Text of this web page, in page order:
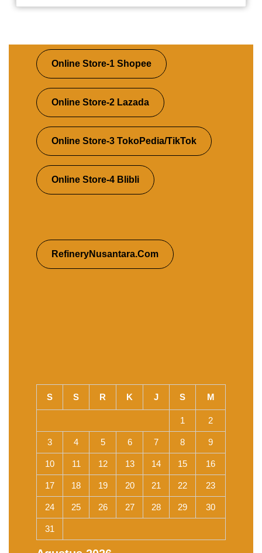
Online Store-1 Shopee
Online Store-2 Lazada
Online Store-3 TokoPedia/TikTok
Online Store-4 Blibli
RefineryNusantara.Com
S S R K J S M
1 2
3 4 5 6 7 8 9
10 11 12 13 14 15 16
17 18 19 20 21 22 23
24 25 26 27 28 29 30
31